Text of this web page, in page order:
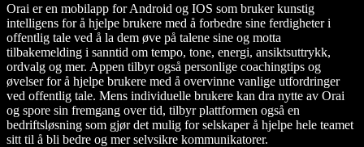
Orai er en mobilapp for Android og IOS som bruker kunstig
intelligens for å hjelpe brukere med å forbedre sine ferdigheter i
offentlig tale ved å la dem øve på talene sine og motta
tilbakemelding i sanntid om tempo, tone, energi, ansiktsuttrykk,
ordvalg og mer. Appen tilbyr også personlige coachingtips og
øvelser for å hjelpe brukere med å overvinne vanlige utfordringer
ved offentlig tale. Mens individuelle brukere kan dra nytte av Orai
og spore sin fremgang over tid, tilbyr plattformen også en
bedriftsløsning som gjør det mulig for selskaper å hjelpe hele teamet
sitt til å bli bedre og mer selvsikre kommunikatorer.